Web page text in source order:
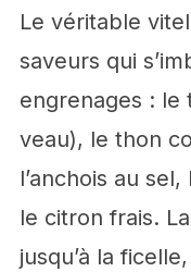
Le véritable
saveurs qui
engrenages : le
veau), le thon
l’anchois au
le citron frais.
jusqu’à la